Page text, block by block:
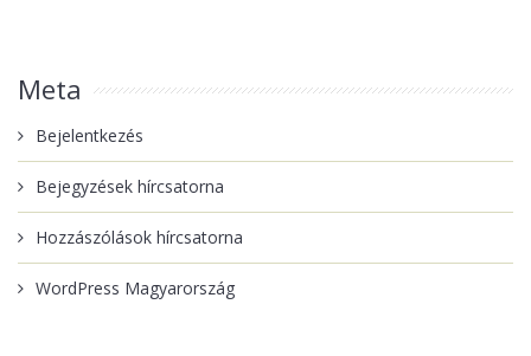
Meta
Bejelentkezés
Bejegyzések hírcsatorna
Hozzászólások hírcsatorna
WordPress Magyarország